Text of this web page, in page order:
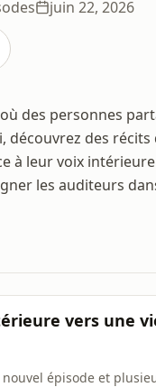
juin 22, 2026
des personnes
des
à leur voix
les auditeurs
vers une
épisode et